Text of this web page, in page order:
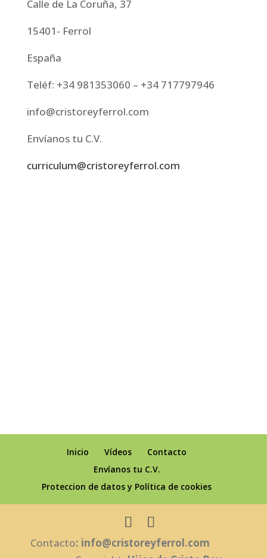
Calle de La Coruña, 37
15401- Ferrol
España
Teléf: +34 981353060 – +34 717797946
info@cristoreyferrol.com
Envíanos tu C.V.
curriculum@cristoreyferrol.com
Inicio Vídeos
Contacto
Envíanos tu C.V.
Proteccion de datos y Política de cookies
Contacto: info@cristoreyferrol.com